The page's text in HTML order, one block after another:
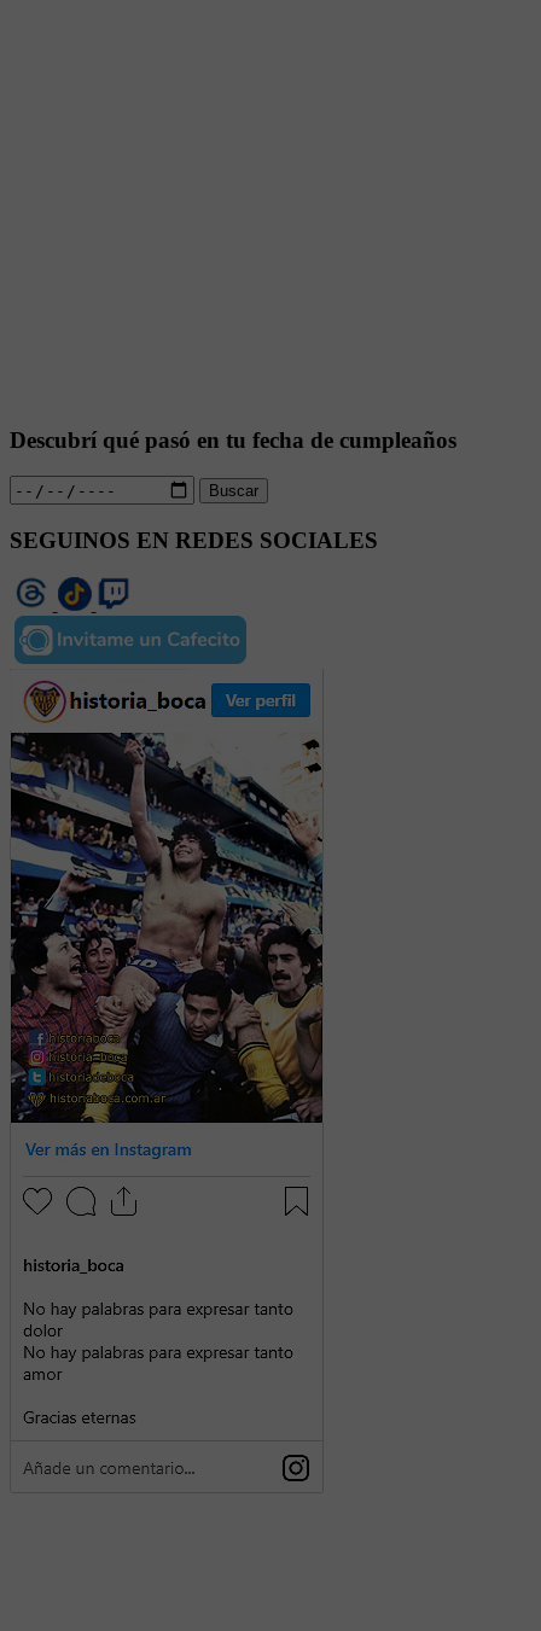
Descubrí qué pasó en tu fecha de cumpleaños
Buscar
SEGUINOS EN REDES SOCIALES